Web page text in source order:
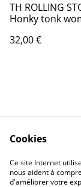
TH ROLLING
Honky tonk
32,00 €
Cookies
Ce site Internet
nous aident à
d'améliorer votre